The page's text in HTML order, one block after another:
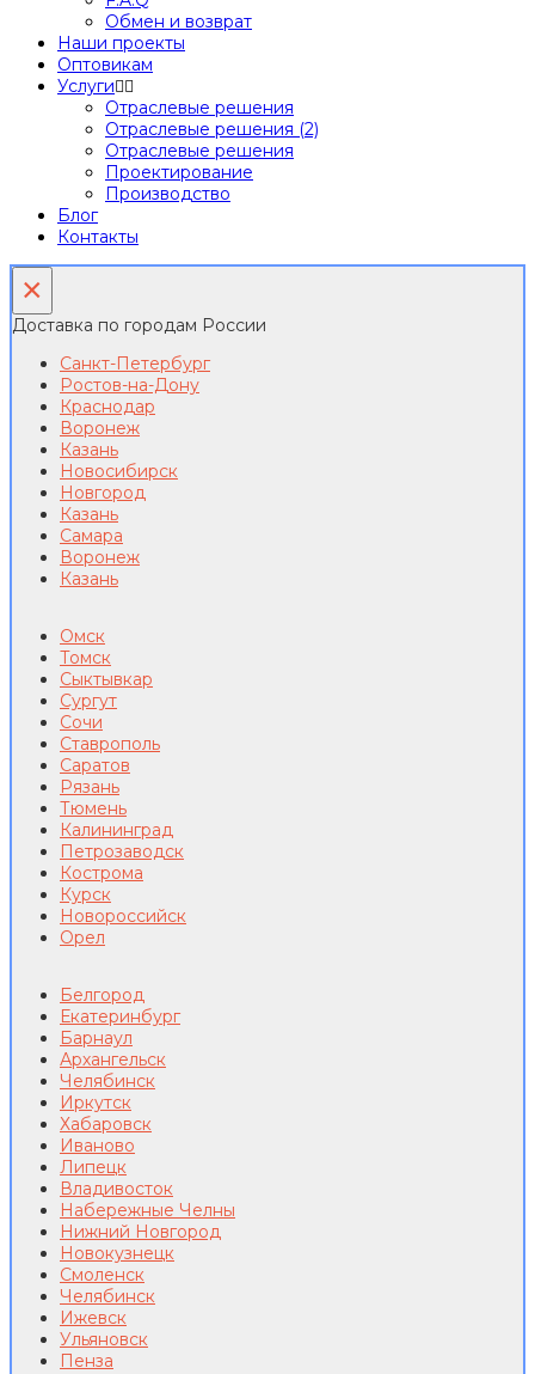
Обмен и возврат
Наши проекты
Оптовикам
Услуги
Отраслевые решения
Отраслевые решения (2)
Отраслевые решения
Проектирование
Производство
Блог
Контакты
×
Доставка по городам России
Санкт-Петербург
Ростов-на-Дону
Краснодар
Воронеж
Казань
Новосибирск
Новгород
Казань
Самара
Воронеж
Казань
Омск
Томск
Сыктывкар
Сургут
Сочи
Ставрополь
Саратов
Рязань
Тюмень
Калининград
Петрозаводск
Кострома
Курск
Новороссийск
Орел
Белгород
Екатеринбург
Барнаул
Архангельск
Челябинск
Иркутск
Хабаровск
Иваново
Липецк
Владивосток
Набережные Челны
Нижний Новгород
Новокузнецк
Смоленск
Челябинск
Ижевск
Ульяновск
Пенза